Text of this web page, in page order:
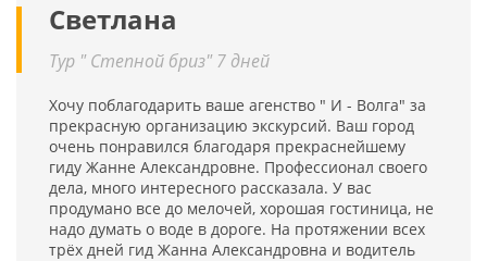
Светлана
Тур " Степной бриз" 7 дней
Хочу поблагодарить ваше агенство " И - Волга" за
прекрасную организацию экскурсий. Ваш город
очень понравился благодаря прекраснейшему
гиду Жанне Александровне. Профессионал своего
дела, много интересного рассказала. У вас
продумано все до мелочей, хорошая гостиница, не
надо думать о воде в дороге. На протяжении всех
трёх дней гид Жанна Александровна и водитель